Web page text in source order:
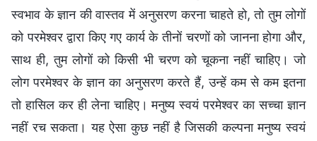
स्वभाव के ज्ञान की वास्तव में अनुसरण करना चाहते हो, तो तुम लोगों
को परमेश्वर द्वारा किए गए कार्य के तीनों चरणों को जानना होगा और,
साथ ही, तुम लोगों को किसी भी चरण को चूकना नहीं चाहिए। जो
लोग परमेश्वर के ज्ञान का अनुसरण करते हैं, उन्हें कम से कम इतना
तो हासिल कर ही लेना चाहिए। मनुष्य स्वयं परमेश्वर का सच्चा ज्ञान
नहीं रच सकता। यह ऐसा कुछ नहीं है जिसकी कल्पना मनुष्य स्वयं